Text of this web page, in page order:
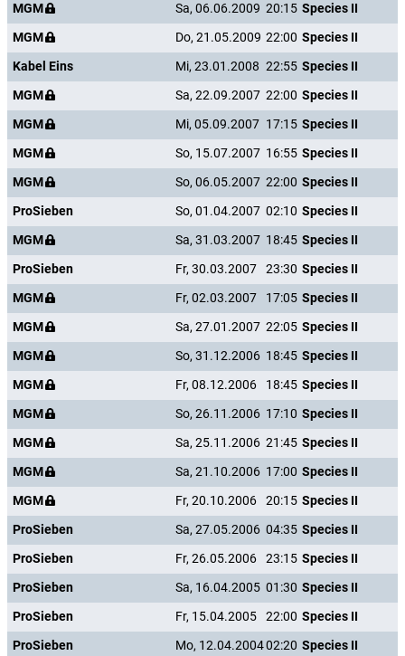
MGM
Sa, 06.06.2009 20:15 Species II
MGM
Do, 21.05.2009 22:00 Species II
Kabel Eins
Mi, 23.01.2008 22:55 Species II
MGM
Sa, 22.09.2007 22:00 Species II
MGM
Mi, 05.09.2007 17:15 Species II
MGM
So, 15.07.2007 16:55 Species II
MGM
So, 06.05.2007 22:00 Species II
ProSieben
So, 01.04.2007 02:10 Species II
MGM
Sa, 31.03.2007 18:45 Species II
ProSieben
Fr, 30.03.2007 23:30 Species II
MGM
Fr, 02.03.2007 17:05 Species II
MGM
Sa, 27.01.2007 22:05 Species II
MGM
So, 31.12.2006 18:45 Species II
MGM
Fr, 08.12.2006 18:45 Species II
MGM
So, 26.11.2006 17:10 Species II
MGM
Sa, 25.11.2006 21:45 Species II
MGM
Sa, 21.10.2006 17:00 Species II
MGM
Fr, 20.10.2006 20:15 Species II
ProSieben
Sa, 27.05.2006 04:35 Species II
ProSieben
Fr, 26.05.2006 23:15 Species II
ProSieben
Sa, 16.04.2005 01:30 Species II
ProSieben
Fr, 15.04.2005 22:00 Species II
ProSieben
Mo, 12.04.200402:20 Species II